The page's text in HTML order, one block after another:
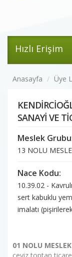
Hızlı Erişim
Anasayfa Üye
SANAYİ VE
Meslek
13 NOLU
Nace Kodu:
10.39.02 -
sert kabuklu
imalatı
01 NOLU